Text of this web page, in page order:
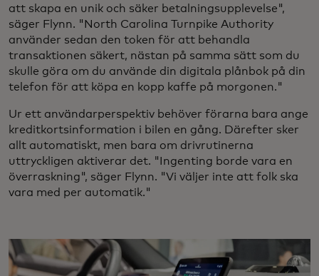
att skapa en unik och säker betalningsupplevelse",
säger Flynn. "North Carolina Turnpike Authority
använder sedan den token för att behandla
transaktionen säkert, nästan på samma sätt som du
skulle göra om du använde din digitala plånbok på din
telefon för att köpa en kopp kaffe på morgonen."
Ur ett användarperspektiv behöver förarna bara ange
kreditkortsinformation i bilen en gång. Därefter sker
allt automatiskt, men bara om drivrutinerna
uttryckligen aktiverar det. "Ingenting borde vara en
överraskning", säger Flynn. "Vi väljer inte att folk ska
vara med per automatik."